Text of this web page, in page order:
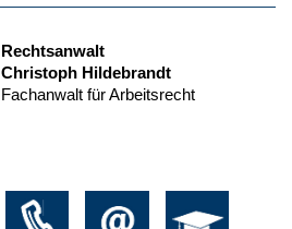
Rechtsanwalt
Christoph Hildebrandt
Fachanwalt für Arbeitsrecht